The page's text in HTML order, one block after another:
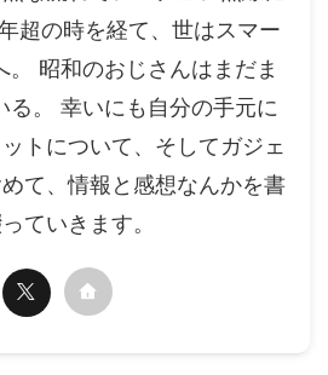
超の時を経て、世はスマー
。 昭和のおじさんはまだま
る。 幸いにも自分の手元に
トについて、そしてガジェ
て、情報と感想なんかを書
ていきます。